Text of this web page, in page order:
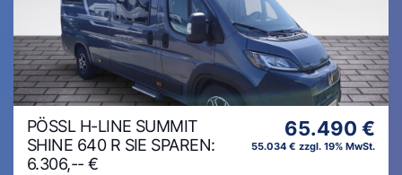
PÖSSL H-LINE SUMMIT
SHINE 640 R SIE SPAREN:
6.306,-- €
65.490 €
55.034 € zzgl. 19% MwSt.